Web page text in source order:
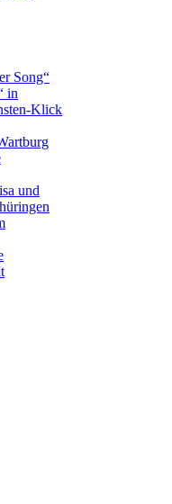
Song“
in
Klick
und